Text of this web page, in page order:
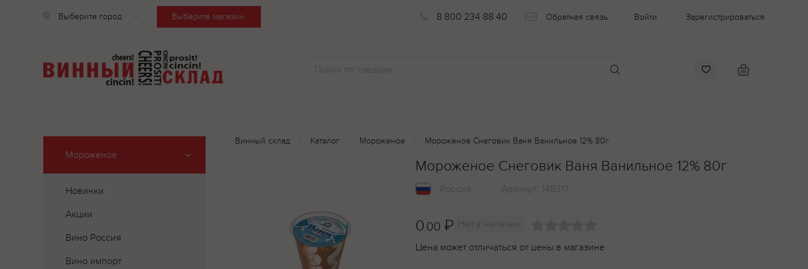
Выберите город Выберите магазин 8 800 234 88 40 Обратная связь Войти Зарегистрироваться
Мороженое
Новинки
Акции
Вино Россия
Вино импорт
Винный склад Каталог Мороженое Мороженое Снеговик Ваня Ванильное 12% 80г
Мороженое Снеговик Ваня Ванильное 12% 80г
Россия Артикул: 148317
0.00 ₽ Нет в наличии
Цена может отличаться от цены в магазине